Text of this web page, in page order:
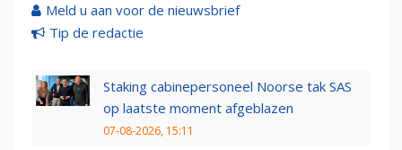
Meld u aan voor de nieuwsbrief
Tip de redactie
Staking cabinepersoneel Noorse tak SAS
op laatste moment afgeblazen
07-08-2026, 15:11